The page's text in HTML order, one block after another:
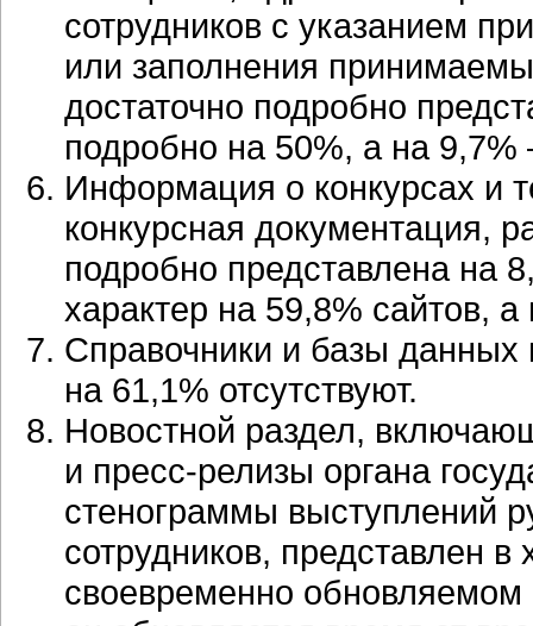
сотрудников с указанием
или заполнения
достаточно подробно
подробно на 50%, а на
Информация о конкурсах и
конкурсная документация,
подробно представлена на
характер на 59,8% сайтов,
Справочники и базы
на 61,1% отсутствуют.
Новостной раздел,
и пресс-релизы органа
стенограммы выступлений
сотрудников, представлен
своевременно